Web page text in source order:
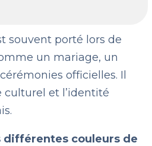
souvent porté lors de
un mariage, un
officielles. Il
culturel et l’identité
différentes couleurs de